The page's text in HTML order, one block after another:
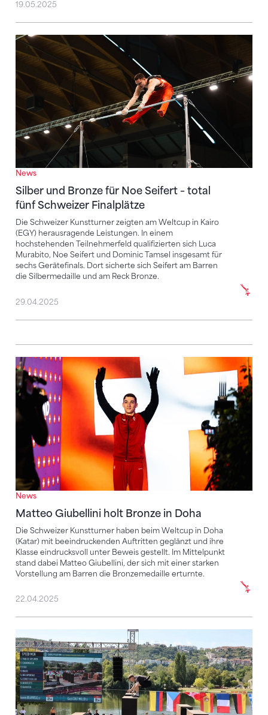
19.05.2025
News
Silber und Bronze für Noe Seifert – total
fünf Schweizer Finalplätze
Die Schweizer Kunstturner zeigten am Weltcup in Kairo
(EGY) herausragende Leistungen. In einem
hochstehenden Teilnehmerfeld qualifizierten sich Luca
Murabito, Noe Seifert und Dominic Tamsel insgesamt für
sechs Gerätefinals. Dort sicherte sich Seifert am Barren
die Silbermedaille und am Reck Bronze.
Silber und Bronze für Noe Seifert – total fünf
29.04.2025
News
Matteo Giubellini holt Bronze in Doha
Die Schweizer Kunstturner haben beim Weltcup in Doha
(Katar) mit beeindruckenden Auftritten geglänzt und ihre
Klasse eindrucksvoll unter Beweis gestellt. Im Mittelpunkt
stand dabei Matteo Giubellini, der sich mit einer starken
Vorstellung am Barren die Bronzemedaille erturnte.
Matteo Giubellini holt Bronze in Doha
22.04.2025
Dritter Platz im Speed für Cordt-Moller zum